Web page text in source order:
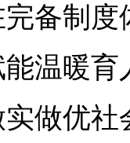
备制
温暖
做优